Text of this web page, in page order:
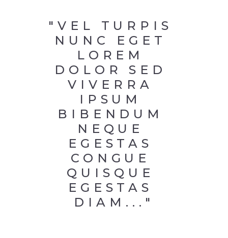
"VEL TURPIS
NUNC EGET
LOREM
DOLOR SED
VIVERRA
IPSUM
BIBENDUM
NEQUE
EGESTAS
CONGUE
QUISQUE
EGESTAS
DIAM..."